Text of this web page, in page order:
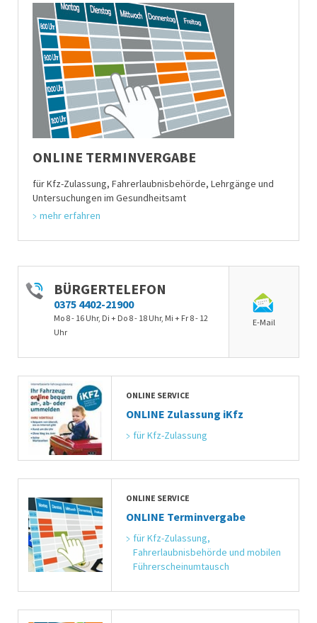
ONLINE TERMINVERGABE
für Kfz-Zulassung, Fahrerlaubnisbehörde, Lehrgänge und
Untersuchungen im Gesundheitsamt
mehr erfahren
BÜRGERTELEFON
0375 4402-21900
Mo 8 - 16 Uhr, Di + Do 8 - 18 Uhr, Mi + Fr 8 - 12
Uhr
E-Mail
ONLINE SERVICE
ONLINE Zulassung iKfz
für Kfz-Zulassung
ONLINE SERVICE
ONLINE Terminvergabe
für Kfz-Zulassung,
Fahrerlaubnisbehörde und mobilen
Führerscheinumtausch